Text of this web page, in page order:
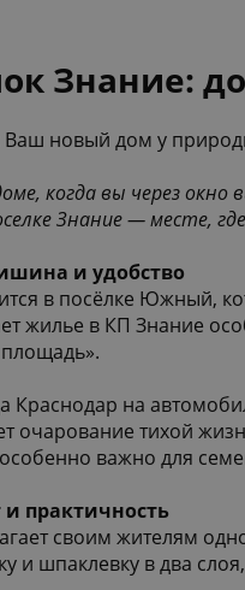
Знание:
Ваш новый дом у
когда вы через
Знание — месте,
и удобство
в посёлке Южный,
жилье в КП Знание
Краснодар на
очарование тихой
важно для
практичность
своим жителям
и шпаклевку в два